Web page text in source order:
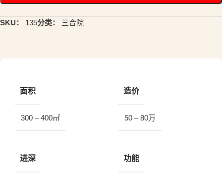
SKU： 135分类： 三合院
面积
300 – 400㎡
造价
50 – 80万
进深 功能